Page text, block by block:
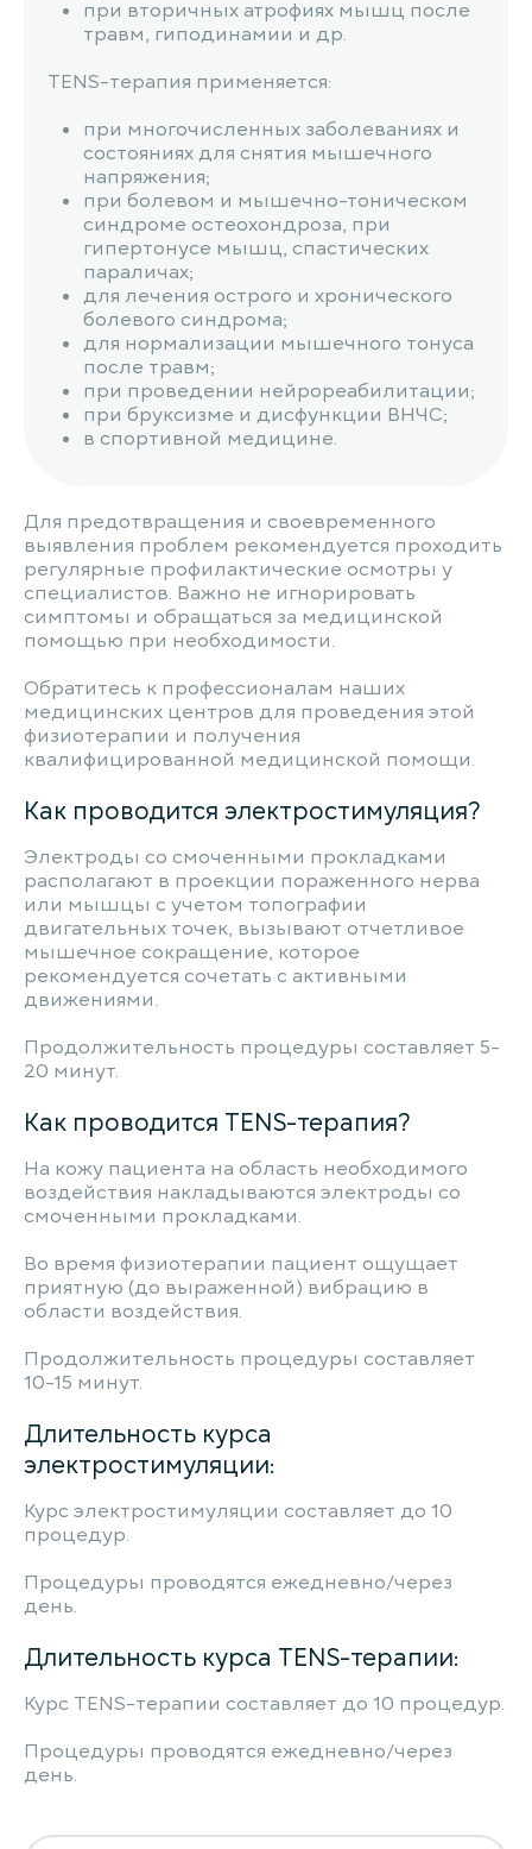
при вторичных атрофиях мышц после
травм, гиподинамии и др.
TENS-терапия применяется:
при многочисленных заболеваниях и
состояниях для снятия мышечного
напряжения;
при болевом и мышечно-тоническом
синдроме остеохондроза, при
гипертонусе мышц, спастических
параличах;
для лечения острого и хронического
болевого синдрома;
для нормализации мышечного тонуса
после травм;
при проведении нейрореабилитации;
при бруксизме и дисфункции ВНЧС;
в спортивной медицине.
Для предотвращения и своевременного
выявления проблем рекомендуется проходить
регулярные профилактические осмотры у
специалистов. Важно не игнорировать
симптомы и обращаться за медицинской
помощью при необходимости.
Обратитесь к профессионалам наших
медицинских центров для проведения этой
физиотерапии и получения
квалифицированной медицинской помощи.
Как проводится электростимуляция?
Электроды со смоченными прокладками
располагают в проекции пораженного нерва
или мышцы с учетом топографии
двигательных точек, вызывают отчетливое
мышечное сокращение, которое
рекомендуется сочетать с активными
движениями.
Продолжительность процедуры составляет 5-
20 минут.
Как проводится TENS-терапия?
На кожу пациента на область необходимого
воздействия накладываются электроды со
смоченными прокладками.
Во время физиотерапии пациент ощущает
приятную (до выраженной) вибрацию в
области воздействия.
Продолжительность процедуры составляет
10-15 минут.
Длительность курса
электростимуляции:
Курс электростимуляции составляет до 10
процедур.
Процедуры проводятся ежедневно/через
день.
Длительность курса TENS-терапии:
Курс TENS-терапии составляет до 10 процедур.
Процедуры проводятся ежедневно/через
день.